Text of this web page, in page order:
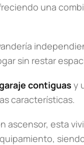
una
sin restar
contiguas y
características.
ascensor, esta